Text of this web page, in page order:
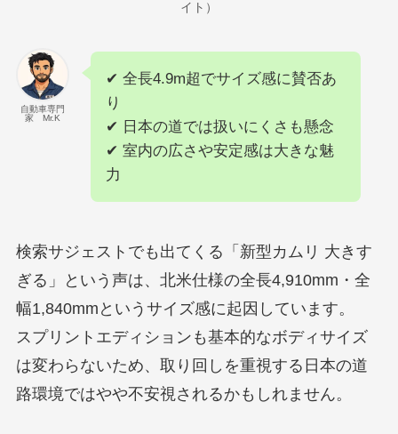
イト）
自動車専門
家 Mr.K
✔ 全長4.9m超でサイズ感に賛否あ
り
✔ 日本の道では扱いにくさも懸念
✔ 室内の広さや安定感は大きな魅
力
検索サジェストでも出てくる「新型カムリ 大きす
ぎる」という声は、北米仕様の全長4,910mm・全
幅1,840mmというサイズ感に起因しています。
スプリントエディションも基本的なボディサイズ
は変わらないため、取り回しを重視する日本の道
路環境ではやや不安視されるかもしれません。